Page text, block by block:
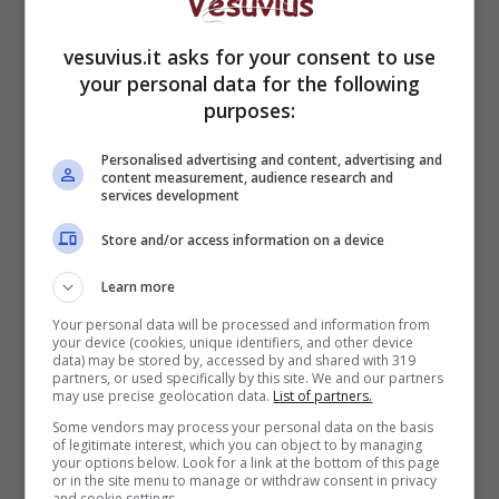
sappiamo
The Adam Project 2 (Fonte: Instagram)
The Adam Projectsi è già posizionato tra i
contenuti più apprezzati suNetflix,
attualmente, infatti, si trova al terzo posto della
Top ten della piattaforma in streaming.
vesuvius.it asks for your consent to use
your personal data for the following
purposes:
Personalised advertising and content, advertising and
content measurement, audience research and
services development
Store and/or access information on a device
Learn more
Your personal data will be processed and information from
your device (cookies, unique identifiers, and other device
data) may be stored by, accessed by and shared with 319
partners, or used specifically by this site. We and our partners
may use precise geolocation data. List of partners.
Some vendors may process your personal data on the basis
of legitimate interest, which you can object to by managing
your options below. Look for a link at the bottom of this page
or in the site menu to manage or withdraw consent in privacy